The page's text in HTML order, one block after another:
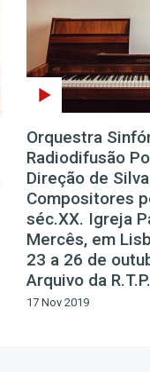
Orquestra
Radiodifusão
Direção de
Compositores
séc.XX. Igreja
Mercês, em
23 a 26 de
Arquivo da R.T.P.
17 Nov 2019